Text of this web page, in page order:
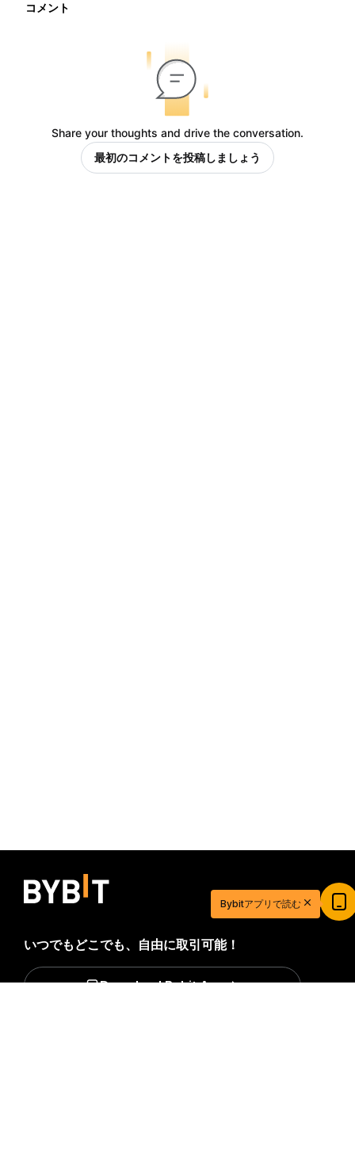
コメント
Share your thoughts and drive the conversation.
最初のコメントを投稿しましょう
いつでもどこでも、自由に取引可能！
Download Bybit App
20ドル相当の特典ゲットで取引を始めよう
新規登録＆取引で20ドル相当の獲得チャンス！
Bybitアプリで読む